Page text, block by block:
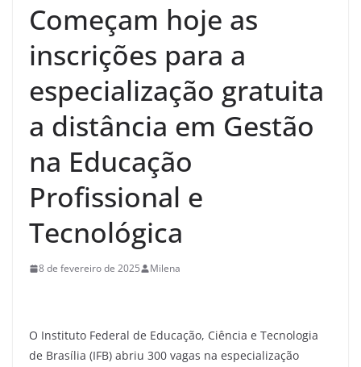
Começam hoje as
inscrições para a
especialização gratuita
a distância em Gestão
na Educação
Profissional e
Tecnológica
8 de fevereiro de 2025 Milena
O Instituto Federal de Educação, Ciência e Tecnologia
de Brasília (IFB) abriu 300 vagas na especialização